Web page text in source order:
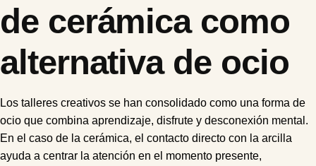
de cerámica como
alternativa de ocio
Los talleres creativos se han consolidado como una forma de
ocio que combina aprendizaje, disfrute y desconexión mental.
En el caso de la cerámica, el contacto directo con la arcilla
ayuda a centrar la atención en el momento presente,